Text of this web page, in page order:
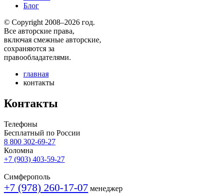
Блог
© Copyright 2008–2026 год.
Все авторские права,
включая смежные авторские,
сохраняются за
правообладателями.
главная
контакты
Контакты
Телефоны
Бесплатный по России
8 800 302-69-27
Коломна
+7 (903) 403-59-27
Симферополь
+7 (978) 260-17-07 менеджер